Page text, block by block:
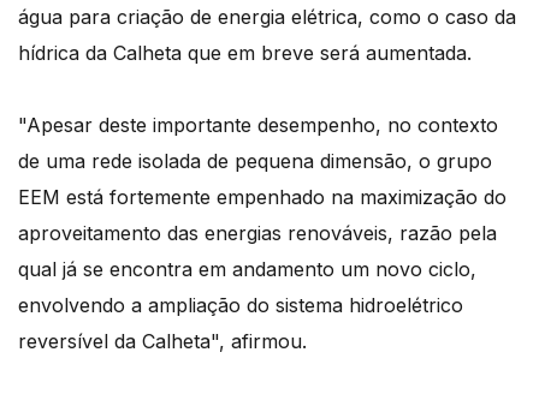
água para criação de energia elétrica, como o caso da
hídrica da Calheta que em breve será aumentada.
"Apesar deste importante desempenho, no contexto
de uma rede isolada de pequena dimensão, o grupo
EEM está fortemente empenhado na maximização do
aproveitamento das energias renováveis, razão pela
qual já se encontra em andamento um novo ciclo,
envolvendo a ampliação do sistema hidroelétrico
reversível da Calheta", afirmou.